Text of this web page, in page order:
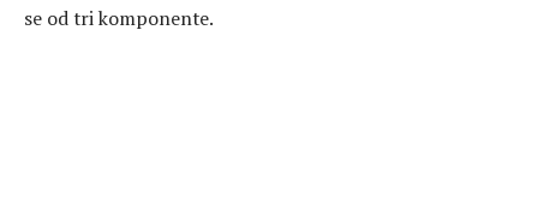
se od tri komponente.